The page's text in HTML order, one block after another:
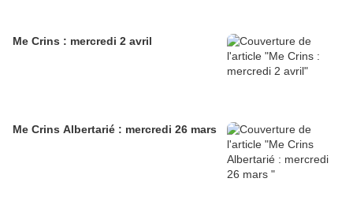
Me Crins : mercredi 2 avril
Me Crins Albertarié : mercredi 26 mars